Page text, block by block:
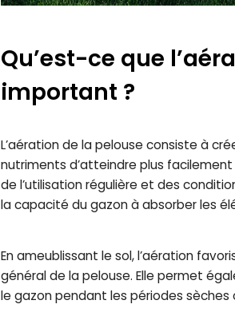
Qu’est-ce que
important ?
L’aération de la pelouse consiste à
nutriments d’atteindre plus
de l’utilisation régulière et des
la capacité du gazon à absorber les
En ameublissant le sol, l’aération
général de la pelouse. Elle permet
le gazon pendant les périodes